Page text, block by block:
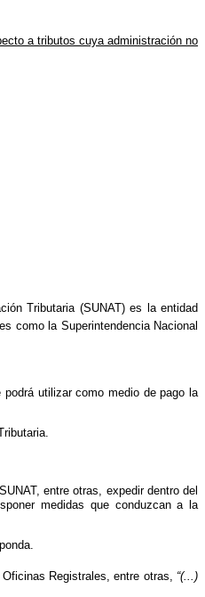
a tributos cuya administración no
Tributaria (SUNAT) es la entidad
como la Superintendencia Nacional
utilizar como medio de pago la
entre otras, expedir dentro del
medidas que conduzcan a la
Registrales, entre otras, “(...)